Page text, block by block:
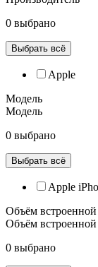
0 выбрано
Выбрать всё
Apple
Модель
Модель
0 выбрано
Выбрать всё
Apple
Объём
Объём
0 выбрано